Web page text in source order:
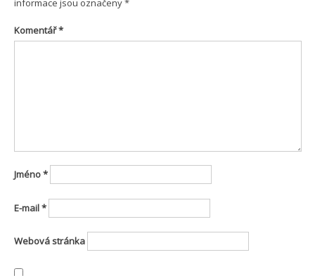
informace jsou označeny*
Komentář*
Jméno*
E-mail*
Webová stránka